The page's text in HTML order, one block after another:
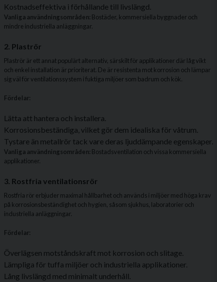
Kostnadseffektiva i förhållande till livslängd.
Vanliga användningsområden: Bostäder, kommersiella byggnader och
mindre industriella anläggningar.
2. Plaströr
Plaströr är ett annat populärt alternativ, särskilt för applikationer där låg vikt
och enkel installation är prioriterat. De är resistenta mot korrosion och lämpar
sig väl för ventilationssystem i fuktiga miljöer som badrum och kök.
Fördelar:
Lätta att hantera och installera.
Korrosionsbeständiga, vilket gör dem idealiska för våtrum.
Tystare än metallrör tack vare deras ljuddämpande egenskaper.
Vanliga användningsområden: Bostadsventilation och vissa kommersiella
applikationer.
3. Rostfria ventilationsrör
Rostfria rör erbjuder maximal hållbarhet och används i miljöer med höga krav
på korrosionsbeständighet och hygien, såsom sjukhus, laboratorier och
industriella anläggningar.
Fördelar:
Överlägsen motståndskraft mot korrosion och slitage.
Lämpliga för tuffa miljöer och industriella applikationer.
Lång livslängd med minimalt underhåll.